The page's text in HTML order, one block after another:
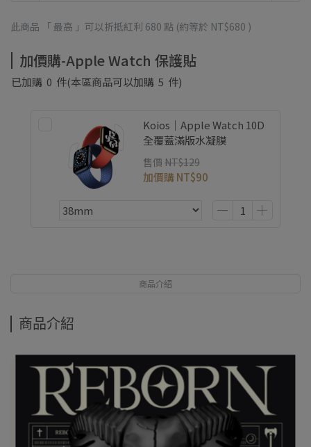
此商品 「 最高 」可以折抵紅利 680 點 (約等於 NT$680 )
加價購-Apple Watch 保護貼
已加購 0 件(本區商品可以加購 5 件)
Koios｜Apple Watch 10D
全覆蓋滿版水凝膜
售價 NT$129
加價購 NT$90
商品介紹
商品介紹